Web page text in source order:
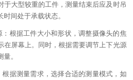
于大型较重的工件，测量结束后应及时吊
间处于承载状态。
根据工件大小和形状，调整摄像头的焦
在屏幕上。同时，根据需要调节上下光源
。
据测量需求，选择合适的测量模式，如